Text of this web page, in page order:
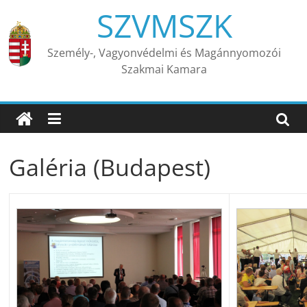
content
SZVMSZK
Személy-, Vagyonvédelmi és Magánnyomozói
Szakmai Kamara
Galéria (Budapest)